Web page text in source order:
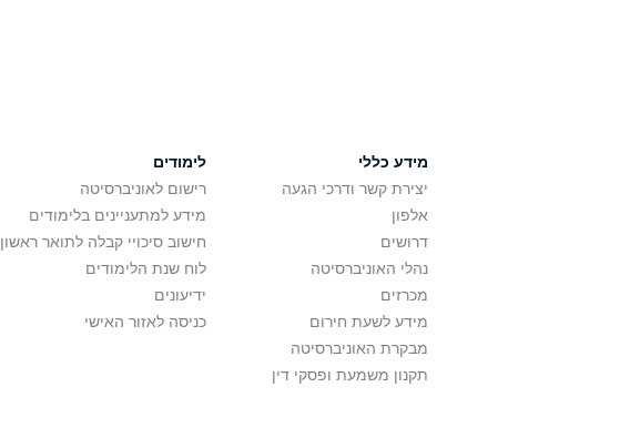
מידע כללי
יצירת קשר ודרכי הגעה
אלפון
דרושים
נהלי האוניברסיטה
מכרזים
מידע לשעת חירום
מבקרת האוניברסיטה
תקנון משמעת ופסקי דין
לימודים
רישום לאוניברסיטה
מידע למתעניינים בלימודים
חישוב סיכויי קבלה לתואר ראשון
לוח שנת הלימודים
ידיעונים
כניסה לאזור האישי